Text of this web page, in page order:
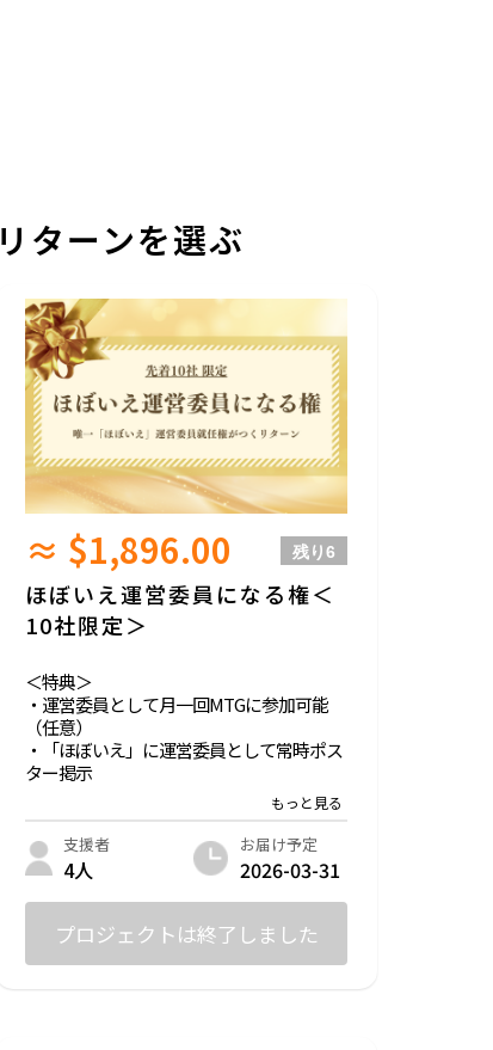
リターンを選ぶ
≈ $1,896.00 残り6
ほぼいえ運営委員になる権＜
10社限定＞
＜特典＞
・運営委員として月一回MTGに参加可能
（任意）
・「ほぼいえ」に運営委員として常時ポス
ター掲示
・「ほぼいえ」公式パンフレット&ホーム
ページにて運営委員としてご掲載
・「ほぼいえ」主催イベントでご紹介 / 1分
間PR
・「ほぼいえ」に常時パンフレットやチラ
シ設置可能
・「ほぼいえ」公式LINEで企業紹介
支援者
4人
お届け予定
2026-03-31
プロジェクトは終了しました